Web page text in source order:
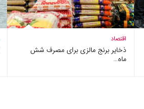
اقتصاد
ذخایر برنج مالزی برای مصرف شش
ماه…